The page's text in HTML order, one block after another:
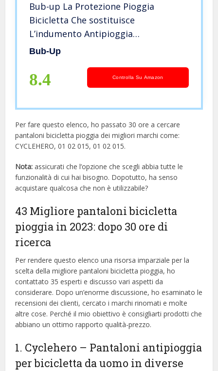
Bub-up La Protezione Pioggia
Bicicletta Che sostituisce
L’indumento Antipioggia
(impermeabile, Giacca, Mantello
Bub-Up
8.4 Controlla Su Amazon
Per fare questo elenco, ho passato 30 ore a cercare
pantaloni bicicletta pioggia dei migliori marchi come:
CYCLEHERO, 01 02 015, 01 02 015.
Nota: assicurati che l’opzione che scegli abbia tutte le
funzionalità di cui hai bisogno. Dopotutto, ha senso
acquistare qualcosa che non è utilizzabile?
43 Migliore pantaloni bicicletta
pioggia in 2023: dopo 30 ore di
ricerca
Per rendere questo elenco una risorsa imparziale per la
scelta della migliore pantaloni bicicletta pioggia, ​​ho
contattato 35 esperti e discusso vari aspetti da
considerare. Dopo un’enorme discussione, ho esaminato le
recensioni dei clienti, cercato i marchi rinomati e molte
altre cose. Perché il mio obiettivo è consigliarti prodotti che
abbiano un ottimo rapporto qualità-prezzo.
1. Cyclehero – Pantaloni antipioggia
per bicicletta da uomo in diverse